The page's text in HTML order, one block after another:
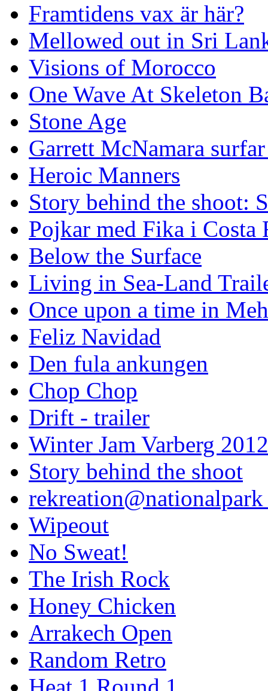
Framtidens vax är här?
Mellowed out in Sri
Visions of Morocco
One Wave At Skeleton
Stone Age
Garrett McNamara
Heroic Manners
Story behind the shoot:
Pojkar med Fika i Costa
Below the Surface
Living in Sea-Land
Once upon a time in
Feliz Navidad
Den fula ankungen
Chop Chop
Drift - trailer
Winter Jam Varberg 2012
Story behind the shoot
rekreation@nationalpark
Wipeout
No Sweat!
The Irish Rock
Honey Chicken
Arrakech Open
Random Retro